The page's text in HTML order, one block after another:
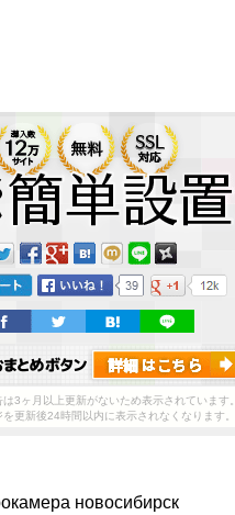
3ヶ月以上更新がないため表示されています。
を更新後24時間以内に表示されなくなります。
новосибирск